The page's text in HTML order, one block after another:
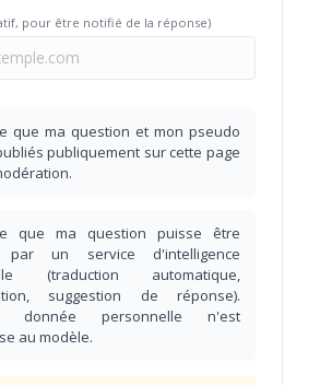
pour être notifié de la réponse)
que ma question et mon pseudo
publiquement sur cette page
que ma question puisse être
par un service d'intelligence
(traduction automatique,
suggestion de réponse).
donnée personnelle n'est
au modèle.